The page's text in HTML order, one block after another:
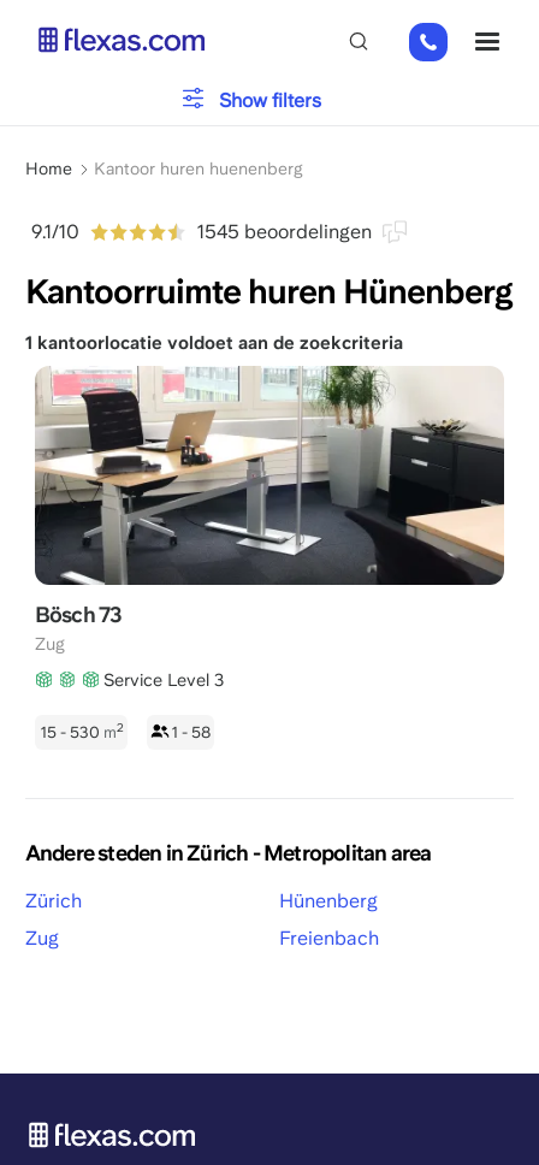
gaan
+49
151
Kruimelpad
Home Kantoor huren huenenberg
9.1/10 1545 beoordelingen
Kantoorruimte huren Hünenberg
Parkeren
Voorzieningen
Kies je teamgrootte x
Show filters
1 kantoorlocatie voldoet aan de zoekcriteria
Bösch 73
Zug
Service Level 3
15 - 530 m2 1 - 58
Andere steden in Zürich - Metropolitan area
Zürich
Zug
Hünenberg
Freienbach